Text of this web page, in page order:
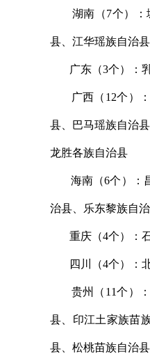
湖南（7个）：城
县、江华瑶族自治
广东（3个）：乳
广西（12个）：
县、巴马瑶族自治
龙胜各族自治县
海南（6个）：昌
治县、乐东黎族自
重庆（4个）：石
四川（4个）：北
贵州（11个）：
县、印江土家族苗
县、松桃苗族自治